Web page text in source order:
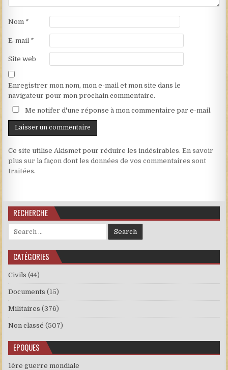
Nom *
E-mail *
Site web
Enregistrer mon nom, mon e-mail et mon site dans le
navigateur pour mon prochain commentaire.
Me notifer d'une réponse à mon commentaire par e-mail.
Ce site utilise Akismet pour réduire les indésirables.En savoir
plus sur la façon dont les données de vos commentaires sont
traitées.
RECHERCHE
Search for:
CATÉGORIES
Civils (44)
Documents (15)
Militaires (376)
Non classé (507)
EPOQUES
1ère guerre mondiale